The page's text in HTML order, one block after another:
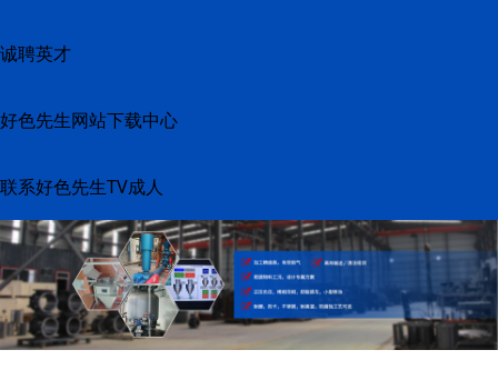
诚聘英才
好色先生网站下载中心
联系好色先生TV成人